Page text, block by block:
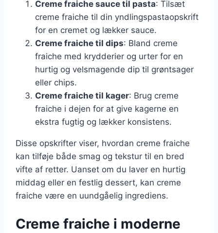
Creme fraiche sauce til pasta: Tilsæt
creme fraiche til din yndlingspastaopskrift
for en cremet og lækker sauce.
Creme fraiche til dips: Bland creme
fraiche med krydderier og urter for en
hurtig og velsmagende dip til grøntsager
eller chips.
Creme fraiche til kager: Brug creme
fraiche i dejen for at give kagerne en
ekstra fugtig og lækker konsistens.
Disse opskrifter viser, hvordan creme fraiche
kan tilføje både smag og tekstur til en bred
vifte af retter. Uanset om du laver en hurtig
middag eller en festlig dessert, kan creme
fraiche være en uundgåelig ingrediens.
Creme fraiche i moderne